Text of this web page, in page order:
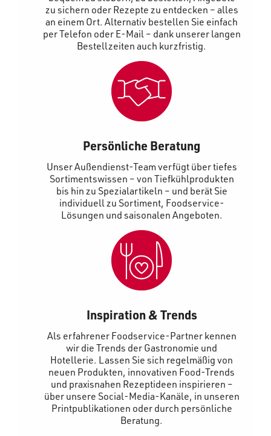
zu sichern oder Rezepte zu entdecken – alles
an einem Ort. Alternativ bestellen Sie einfach
per Telefon oder E-Mail – dank unserer langen
Bestellzeiten auch kurzfristig.
Persönliche Beratung
Unser Außendienst-Team verfügt über tiefes
Sortimentswissen – von Tiefkühlprodukten
bis hin zu Spezialartikeln – und berät Sie
individuell zu Sortiment, Foodservice-
Lösungen und saisonalen Angeboten.
Inspiration & Trends
Als erfahrener Foodservice-Partner kennen
wir die Trends der Gastronomie und
Hotellerie. Lassen Sie sich regelmäßig von
neuen Produkten, innovativen Food-Trends
und praxisnahen Rezeptideen inspirieren –
über unsere Social-Media-Kanäle, in unseren
Printpublikationen oder durch persönliche
Beratung.